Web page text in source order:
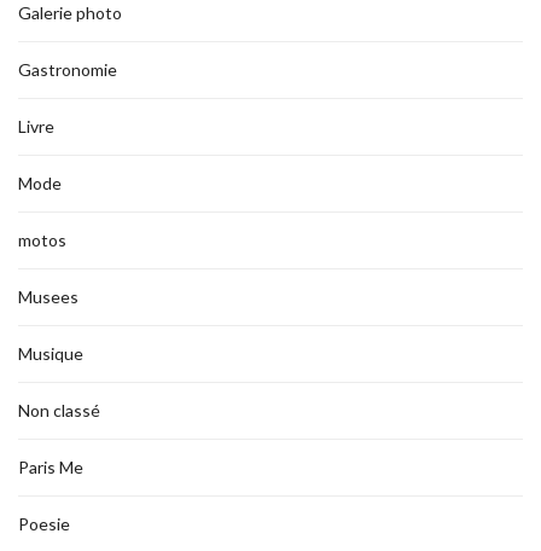
Galerie photo
Gastronomie
Livre
Mode
motos
Musees
Musique
Non classé
Paris Me
Poesie